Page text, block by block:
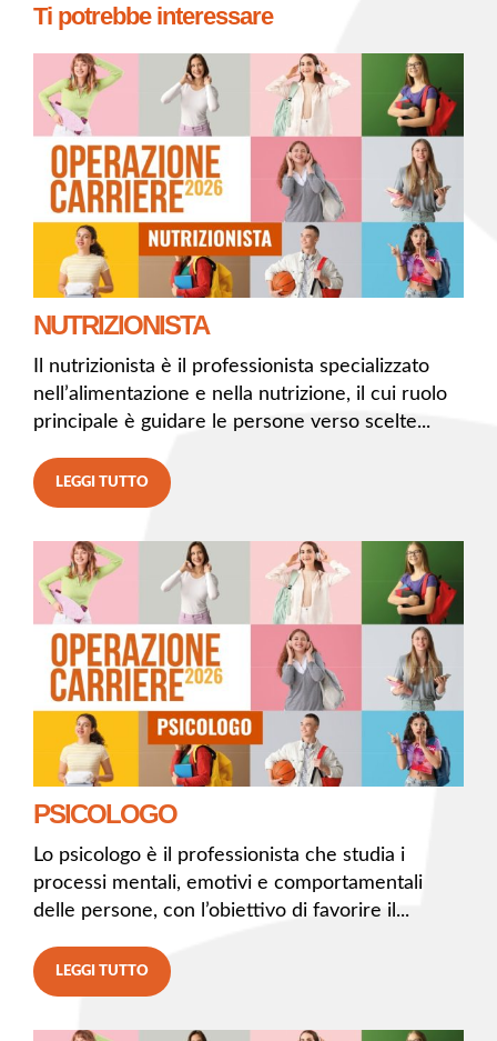
Ti potrebbe interessare
NUTRIZIONISTA
Il nutrizionista è il professionista specializzato
nell’alimentazione e nella nutrizione, il cui ruolo
principale è guidare le persone verso scelte...
LEGGI TUTTO
PSICOLOGO
Lo psicologo è il professionista che studia i
processi mentali, emotivi e comportamentali
delle persone, con l’obiettivo di favorire il...
LEGGI TUTTO